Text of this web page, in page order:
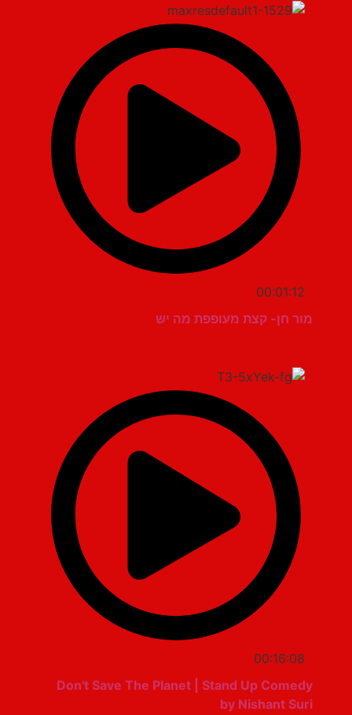
00:01:12
מור חן- קצת מעופפת מה יש
00:16:08
Don't Save The Planet | Stand Up Comedy
by Nishant Suri